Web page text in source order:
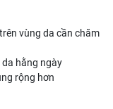
vùng da cần chăm
hằng ngày
rộng hơn